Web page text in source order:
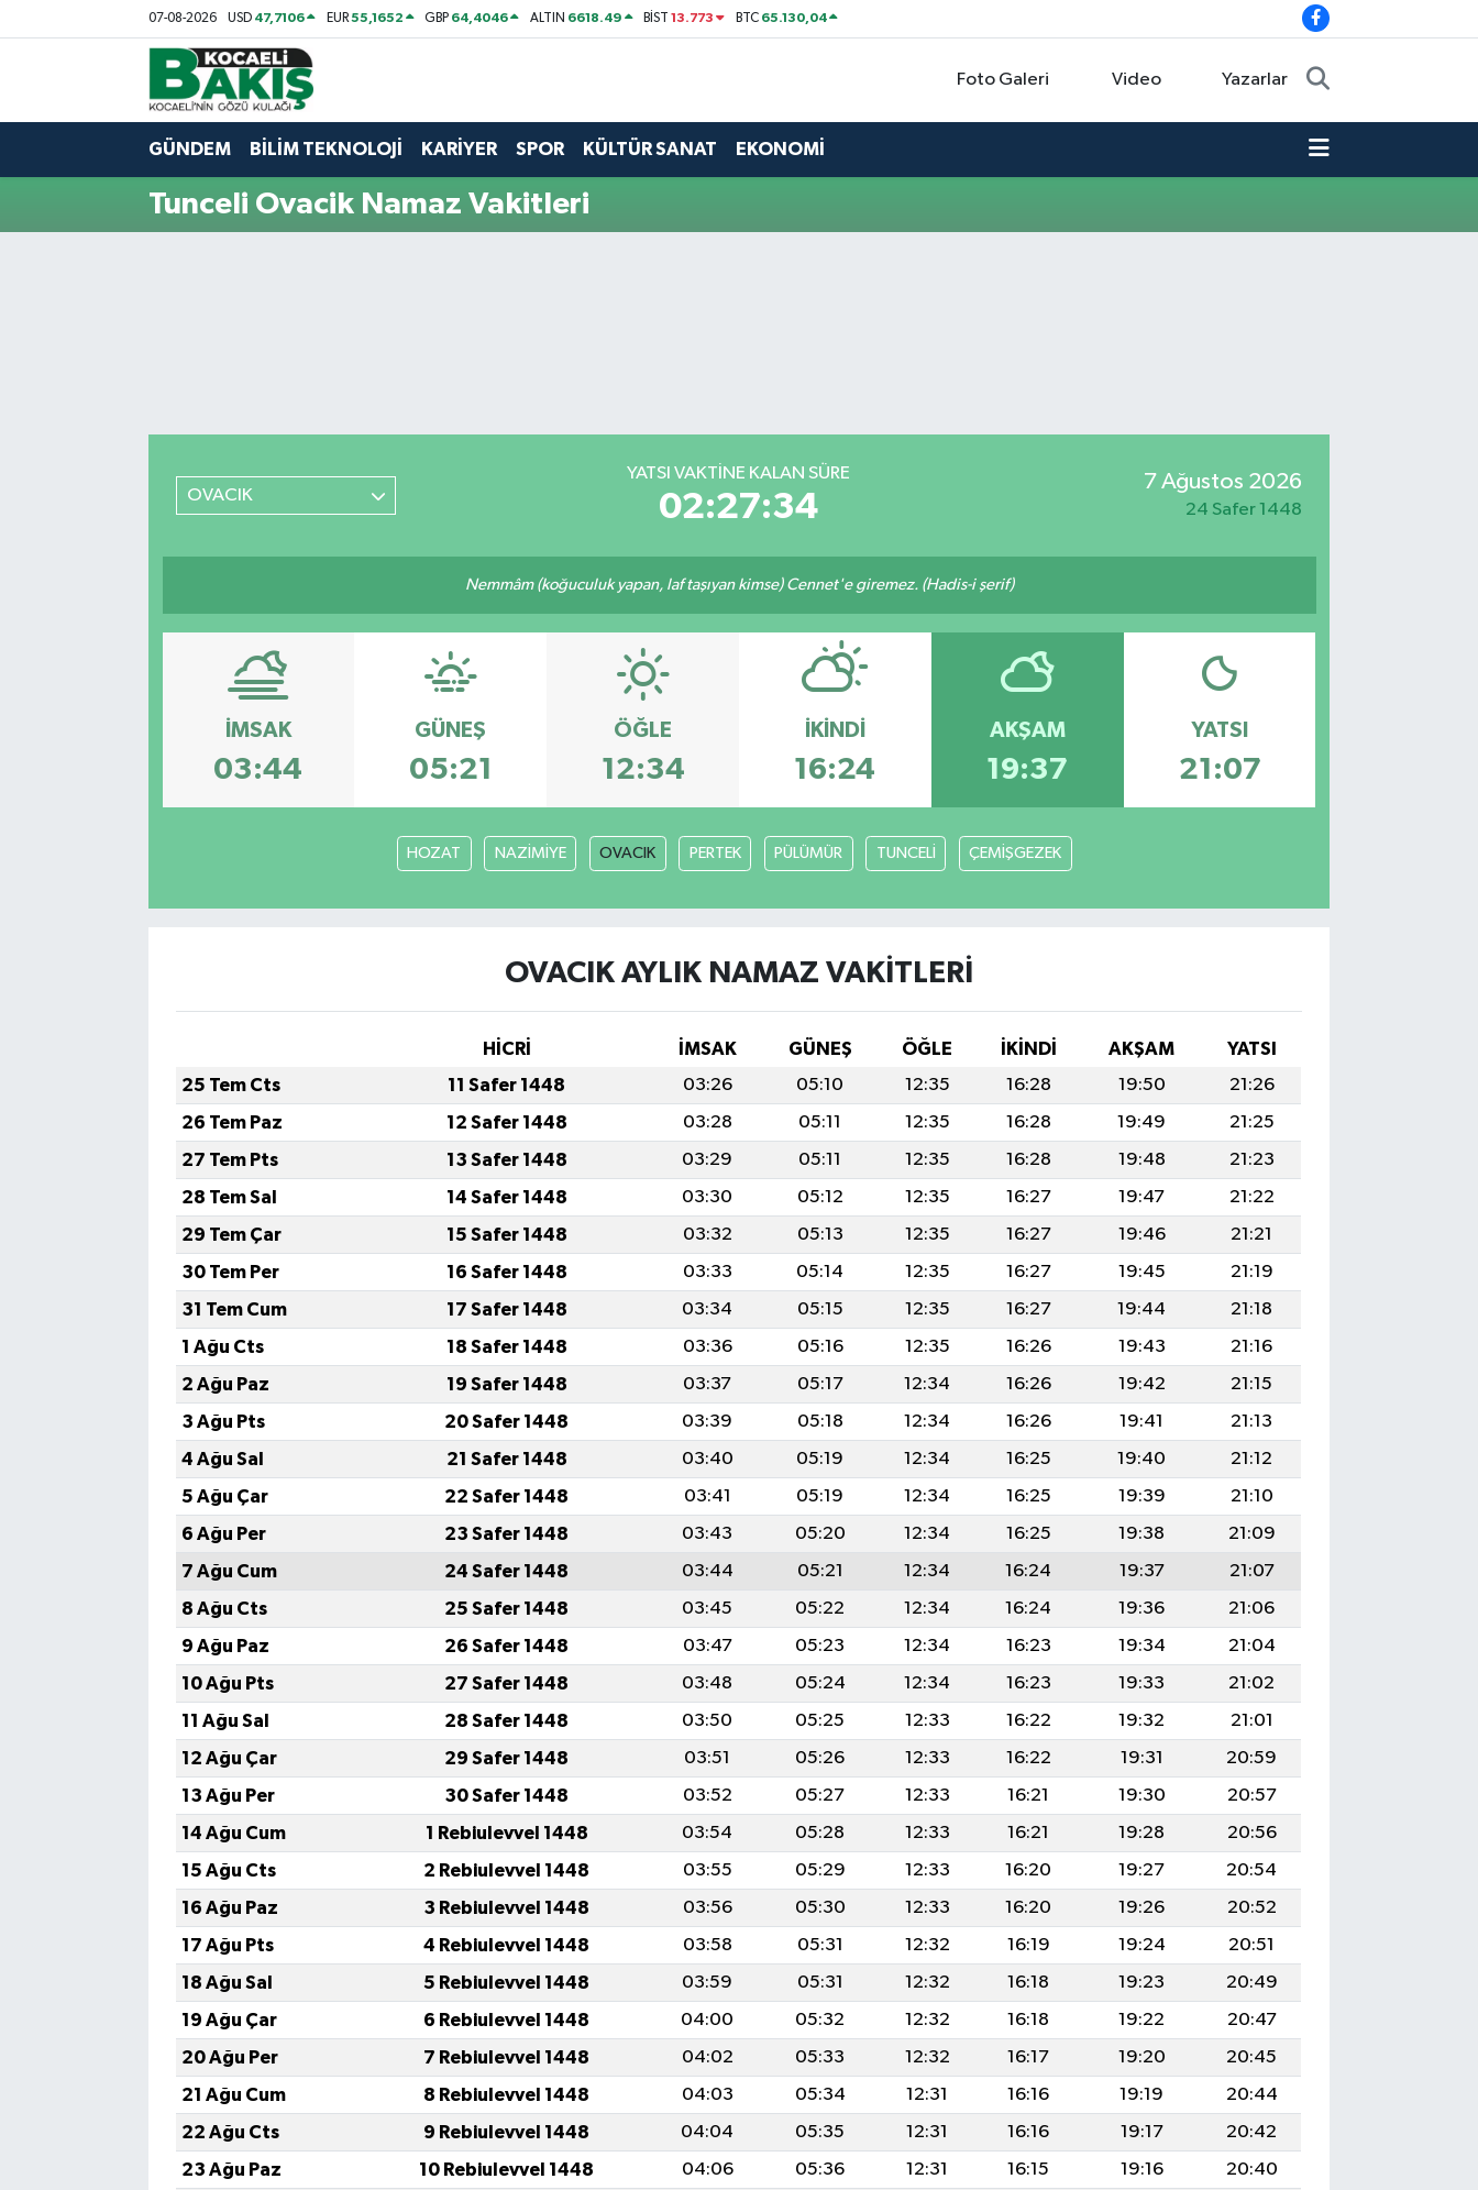
07-08-2026 USD 47,7106 EUR55,1652 GBP 64,4046 ALTIN 6618.49 BİST13.773 BTC 65.130,04
Foto Galeri Video Yazarlar
GÜNDEM BİLİM TEKNOLOJİ KARİYER SPOR KÜLTÜR SANAT EKONOMİ
Tunceli Ovacik Namaz Vakitleri
OVACIK
YATSI VAKTINE KALAN SÜRE
02:27:33
7 Ağustos 2026
24 Safer 1448
Nemmâm (koğuculuk yapan, laf taşıyan kimse) Cennet'e giremez. (Hadis-i şerif)
İMSAK
03:44
GÜNEŞ
05:21
ÖĞLE
12:34
İKINDI
16:24
AKŞAM
19:37
YATSI
21:07
HOZAT NAZİMİYE OVACIK PERTEK PÜLÜMÜR TUNCELİ ÇEMİŞGEZEK
OVACIK AYLIK NAMAZ VAKITLERI
HİCRİ İMSAK GÜNEŞ ÖĞLE İKINDI AKŞAM
YATSI
25 Tem Cts
11 Safer 1448 03:26 05:10 12:35 16:28 19:50
21:26
26 Tem Paz
12 Safer 1448 03:28 05:11 12:35 16:28 19:49
21:25
27 Tem Pts
13 Safer 1448 03:29 05:11 12:35 16:28 19:48
21:23
28 Tem Sal
14 Safer 1448 03:30 05:12 12:35 16:27 19:47
21:22
29 Tem Çar
15 Safer 1448 03:32 05:13 12:35 16:27 19:46
21:21
30 Tem Per
16 Safer 1448 03:33 05:14 12:35 16:27 19:45
21:19
31 Tem Cum
17 Safer 1448 03:34 05:15 12:35 16:27 19:44
21:18
1 Ağu Cts
18 Safer 1448 03:36 05:16 12:35 16:26 19:43
21:16
2 Ağu Paz
19 Safer 1448 03:37 05:17 12:34 16:26 19:42
21:15
3 Ağu Pts
20 Safer 1448 03:39 05:18 12:34 16:26 19:41
21:13
4 Ağu Sal
21 Safer 1448 03:40 05:19 12:34 16:25 19:40
21:12
5 Ağu Çar
22 Safer 1448 03:41 05:19 12:34 16:25 19:39
21:10
6 Ağu Per
23 Safer 1448 03:43 05:20 12:34 16:25 19:38
21:09
7 Ağu Cum
24 Safer 1448 03:44 05:21 12:34 16:24 19:37
21:07
8 Ağu Cts
25 Safer 1448 03:45 05:22 12:34 16:24 19:36
21:06
9 Ağu Paz
26 Safer 1448 03:47 05:23 12:34 16:23 19:34
21:04
10 Ağu Pts
27 Safer 1448 03:48 05:24 12:34 16:23 19:33
21:02
11 Ağu Sal
28 Safer 1448 03:50 05:25 12:33 16:22 19:32
21:01
12 Ağu Çar
29 Safer 1448 03:51 05:26 12:33 16:22 19:31
20:59
13 Ağu Per
30 Safer 1448 03:52 05:27 12:33 16:21 19:30
20:57
14 Ağu Cum
1 Rebiulevvel 1448 03:54 05:28 12:33 16:21 19:28
20:56
15 Ağu Cts
2 Rebiulevvel 1448 03:55 05:29 12:33 16:20 19:27
20:54
16 Ağu Paz
3 Rebiulevvel 1448 03:56 05:30 12:33 16:20 19:26
20:52
17 Ağu Pts
4 Rebiulevvel 1448 03:58 05:31 12:32 16:19 19:24
20:51
18 Ağu Sal
5 Rebiulevvel 1448 03:59 05:31 12:32 16:18 19:23
20:49
19 Ağu Çar
6 Rebiulevvel 1448 04:00 05:32 12:32 16:18 19:22
20:47
20 Ağu Per
7 Rebiulevvel 1448 04:02 05:33 12:32 16:17 19:20
20:45
21 Ağu Cum
8 Rebiulevvel 1448 04:03 05:34 12:31 16:16 19:19
20:44
22 Ağu Cts
9 Rebiulevvel 1448 04:04 05:35 12:31 16:16 19:17
20:42
23 Ağu Paz
10 Rebiulevvel 1448 04:06 05:36 12:31 16:15 19:16
20:40
Kocaeli Nöbetçi Eczaneler
Kocaeli Hava Durumu
Kocaeli Trafik Yoğunluk Haritası